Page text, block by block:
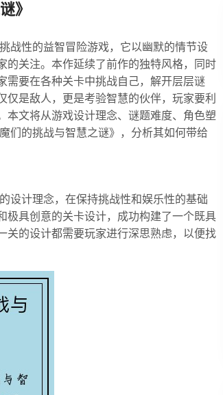
》
战性的益智冒险游戏，它以幽默的情节设
的关注。本作延续了前作的独特风格，同时
需要在各种关卡中挑战自己，解开层层谜
是敌人，更是考验智慧的伙伴，玩家要利
本文将从游戏设计理念、谜题难度、角色塑
们的挑战与智慧之谜》，分析其如何带给
设计理念，在保持挑战性和娱乐性的基础
极具创意的关卡设计，成功构建了一个既具
关的设计都需要玩家进行深思熟虑，以便找